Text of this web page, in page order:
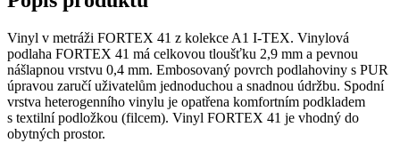
Vinyl v metráži FORTEX 41 z kolekce A1 I-TEX. Vinylová
podlaha FORTEX 41 má celkovou tloušťku 2,9 mm a pevnou
nášlapnou vrstvu 0,4 mm. Embosovaný povrch podlahoviny s PUR
úpravou zaručí uživatelům jednoduchou a snadnou údržbu. Spodní
vrstva heterogenního vinylu je opatřena komfortním podkladem
s textilní podložkou (filcem). Vinyl FORTEX 41 je vhodný do
obytných prostor.